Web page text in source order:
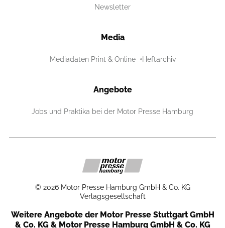
Newsletter
Media
Mediadaten Print & Online Heftarchiv
Angebote
Jobs und Praktika bei der Motor Presse Hamburg
© 2026 Motor Presse Hamburg GmbH & Co. KG
Verlagsgesellschaft
Weitere Angebote der Motor Presse Stuttgart GmbH
& Co. KG & Motor Presse Hamburg GmbH & Co. KG